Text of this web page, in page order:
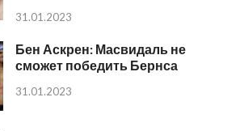
31.01.2023
Бен Аскрен: Масвидаль не
сможет победить Бернса
31.01.2023